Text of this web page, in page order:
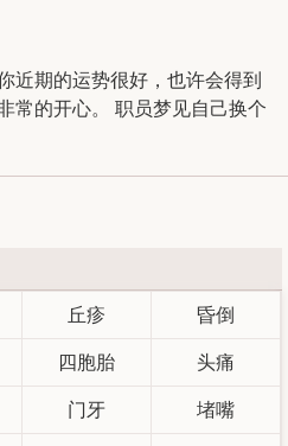
近期的运势很好，也许会得到
常的开心。 职员梦见自己换个
丘疹 昏倒
四胞胎 头痛
门牙 堵嘴